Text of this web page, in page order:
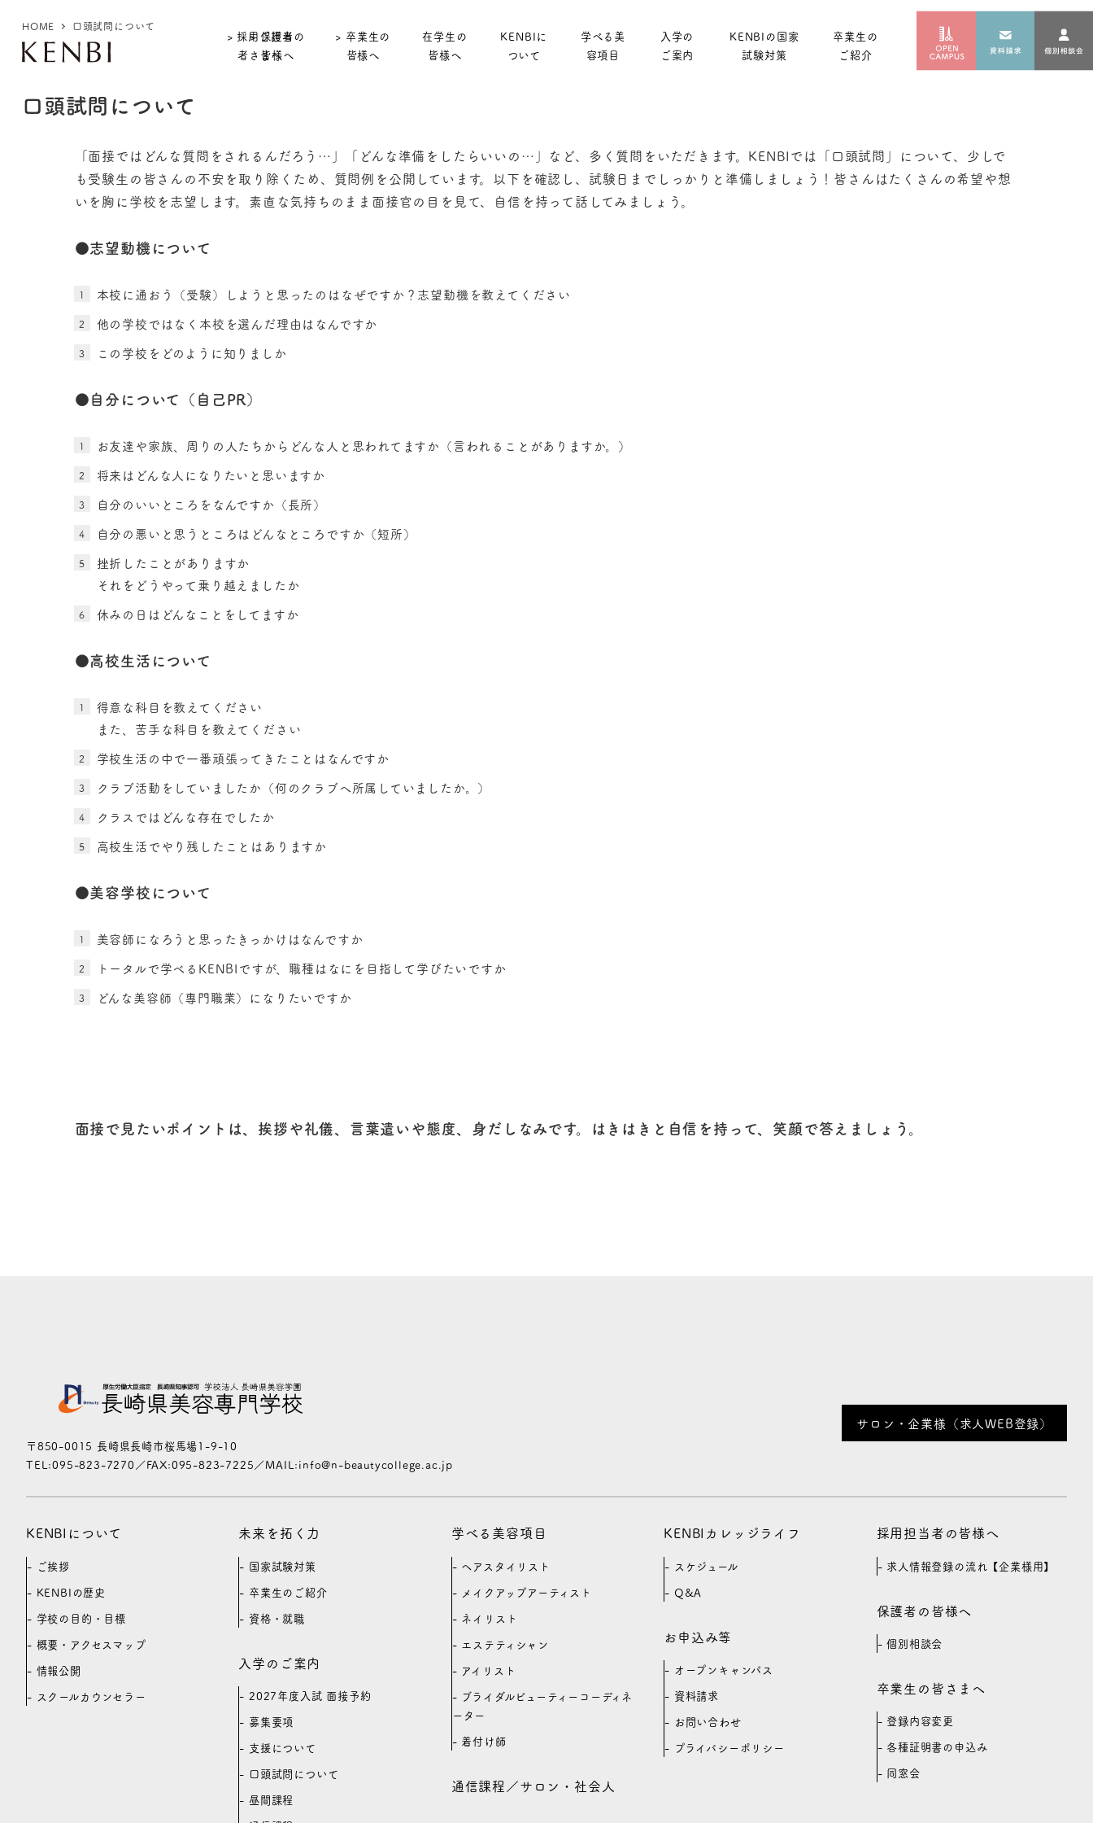
> 採用ご担当
者さまへ
> 保護者の
皆様へ
> 卒業生の
皆様へ
在学生の
皆様へ
KENBIに
ついて
学べる美
容項目
入学の
ご案内
KENBIの国家
試験対策
卒業生の
ご紹介
HOME 口頭試問について
口頭試問について
「面接ではどんな質問をされるんだろう…」「どんな準備をしたらいいの…」など、多く質問をいただきます。KENBIでは「口頭試問」について、少しで
も受験生の皆さんの不安を取り除くため、質問例を公開しています。以下を確認し、試験日までしっかりと準備しましょう！皆さんはたくさんの希望や想
いを胸に学校を志望します。素直な気持ちのまま面接官の目を見て、自信を持って話してみましょう。
●志望動機について
本校に通おう（受験）しようと思ったのはなぜですか？志望動機を教えてください
他の学校ではなく本校を選んだ理由はなんですか
この学校をどのように知りましか
●自分について（自己PR）
お友達や家族、周りの人たちからどんな人と思われてますか（言われることがありますか。）
将来はどんな人になりたいと思いますか
自分のいいところをなんですか（長所）
自分の悪いと思うところはどんなところですか（短所）
挫折したことがありますか
それをどうやって乗り越えましたか
休みの日はどんなことをしてますか
●高校生活について
得意な科目を教えてください
また、苦手な科目を教えてください
学校生活の中で一番頑張ってきたことはなんですか
クラブ活動をしていましたか（何のクラブへ所属していましたか。）
クラスではどんな存在でしたか
高校生活でやり残したことはありますか
●美容学校について
美容師になろうと思ったきっかけはなんですか
トータルで学べるKENBIですが、職種はなにを目指して学びたいですか
どんな美容師（專門職業）になりたいですか
面接で見たいポイントは、挨拶や礼儀、言葉遣いや態度、身だしなみです。はきはきと自信を持って、笑顔で答えましょう。
〒850-0015 長崎県長崎市桜馬場1-9-10
TEL:095-823-7270／FAX:095-823-7225／MAIL:info@n-beautycollege.ac.jp
サロン・企業様（求人WEB登録）
KENBIについて
ご挨拶
KENBIの歴史
学校の目的・目標
概要・アクセスマップ
情報公開
スクールカウンセラー
未来を拓く力
国家試験対策
卒業生のご紹介
資格・就職
入学のご案内
2027年度入試 面接予約
募集要項
支援について
口頭試問について
昼間課程
学べる美容項目
ヘアスタイリスト
メイクアップアーティスト
ネイリスト
エステティシャン
アイリスト
ブライダルビューティーコーディネ
ーター
着付け師
通信課程／サロン・社会人
KENBIカレッジライフ
スケジュール
Q&A
お申込み等
オープンキャンパス
資料請求
お問い合わせ
プライバシーポリシー
採用担当者の皆様へ
求人情報登録の流れ【企業様用】
保護者の皆様へ
個別相談会
卒業生の皆さまへ
登録内容変更
各種証明書の申込み
同窓会